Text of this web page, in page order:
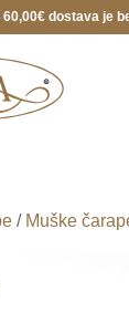
dostava je
/ Muške